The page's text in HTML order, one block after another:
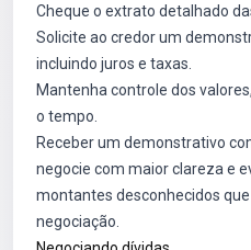
Cheque o extrato detalhado
Solicite ao credor um
incluindo juros e taxas.
Mantenha controle dos
o tempo.
Receber um demonstrativo
negocie com maior clareza e
montantes desconhecidos
negociação.